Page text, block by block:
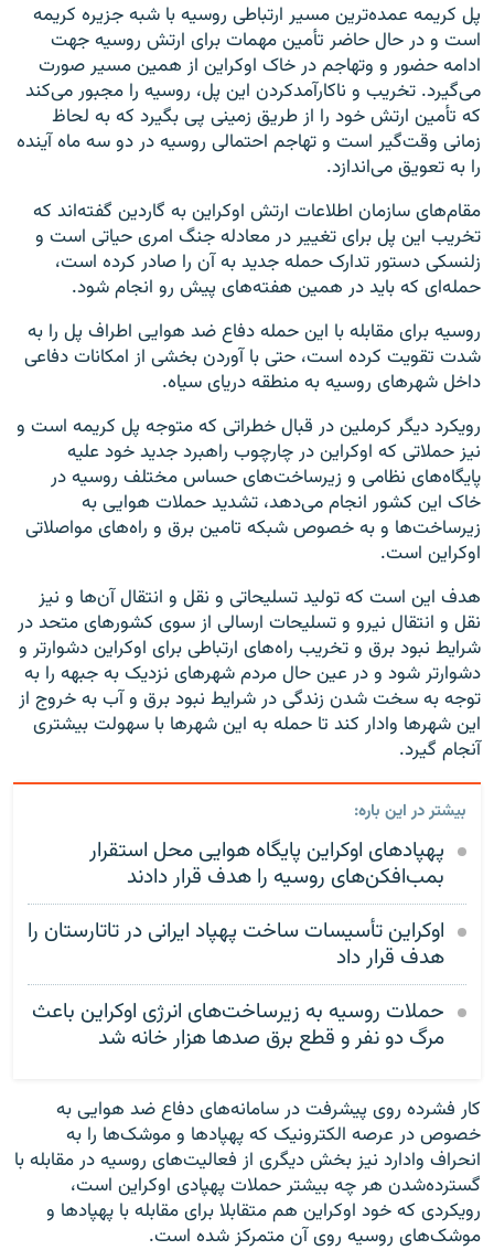
پل کریمه عمده‌ترین مسیر ارتباطی روسیه با شبه جزیره کریمه
است و در حال حاضر تأمین مهمات برای ارتش روسیه جهت
ادامه حضور و وتهاجم در خاک اوکراین از همین مسیر صورت
می‌گیرد. تخریب و ناکارآمدکردن این پل، روسیه را مجبور می‌کند
که تأمین ارتش خود را از طریق زمینی پی بگیرد که به لحاظ
زمانی وقت‌گیر است و تهاجم احتمالی روسیه در دو سه ماه آینده
را به تعویق می‌اندازد.
مقام‌های سازمان اطلاعات ارتش اوکراین به گاردین گفته‌اند که
تخریب این پل برای تغییر در معادله جنگ امری حیاتی است و
زلنسکی دستور تدارک حمله جدید به آن را صادر کرده است،
حمله‌ای که باید در همین هفته‌های پیش رو انجام شود.
روسیه برای مقابله با این حمله دفاع ضد هوایی اطراف پل را به
شدت تقویت کرده است، حتی با آوردن بخشی از امکانات دفاعی
داخل شهرهای روسیه به منطقه دریای سیاه.
رویکرد دیگر کرملین در قبال خطراتی که متوجه پل کریمه است و
نیز حملاتی که اوکراین در چارچوب راهبرد جدید خود علیه
پایگاه‌های نظامی و زیرساخت‌های حساس مختلف روسیه در
خاک این کشور انجام می‌دهد، تشدید حملات هوایی به
زیرساخت‌ها و به خصوص شبکه تامین برق و راه‌های مواصلاتی
اوکراین است.
هدف این است که تولید تسلیحاتی و نقل و انتقال آن‌ها و نیز
نقل و انتقال نیرو و تسلیحات ارسالی از سوی کشورهای متحد در
شرایط نبود برق و تخریب راه‌های ارتباطی برای اوکراین دشوارتر و
دشوارتر شود و در عین حال مردم شهرهای نزدیک به جبهه را به
توجه به سخت شدن زندگی در شرایط نبود برق و آب به خروج از
این شهرها وادار کند تا حمله به این شهرها با سهولت بیشتری
آنجام گیرد.
بیشتر در این باره:
پهپادهای اوکراین پایگاه هوایی محل استقرار
بمب‌افکن‌های روسیه را هدف قرار دادند
اوکراین تأسیسات ساخت پهپاد ایرانی در تاتارستان را
هدف قرار داد
حملات روسیه به زیرساخت‌های انرژی اوکراین باعث
مرگ دو نفر و قطع برق صدها هزار خانه شد
کار فشرده روی پیشرفت در سامانه‌های دفاع ضد هوایی به
خصوص در عرصه الکترونیک که پهپادها و موشک‌ها را به
انحراف وادارد نیز بخش دیگری از فعالیت‌های روسیه در مقابله با
گسترده‌شدن هر چه بیشتر حملات پهپادی اوکراین است،
رویکردی که خود اوکراین هم متقابلا برای مقابله با پهپادها و
موشک‌های روسیه روی آن متمرکز شده است.